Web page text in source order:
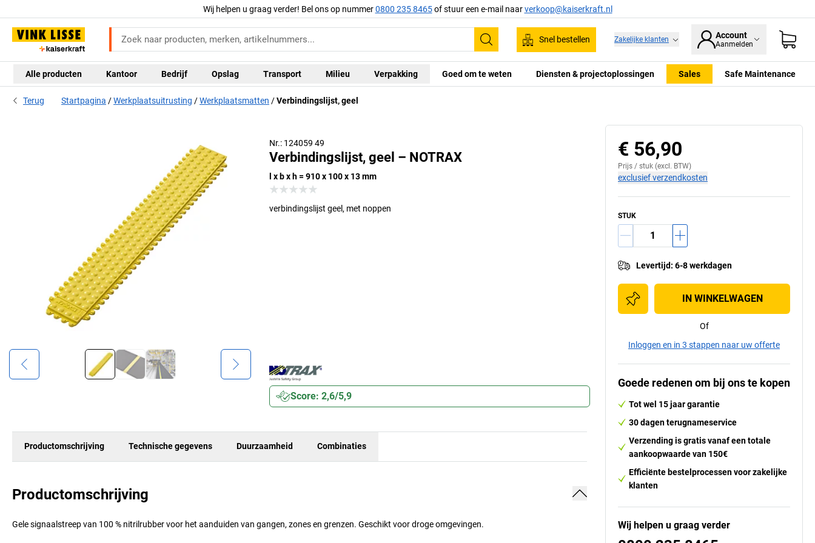
Wij helpen u graag verder! Bel ons op nummer0800 235 8465of stuur een e-mail naarverkoop@kaiserkraft.nl
Zoeken
Snel bestellen Zakelijke klanten Account
Aanmelden
Alle producten Kantoor Bedrijf Opslag Transport Milieu Verpakking Goed om te weten Diensten & projectoplossingen Sales Safe Maintenance
Terug Startpagina Werkplaatsuitrusting Werkplaatsmatten Verbindingslijst, geel
Nr.: 124059 49
Verbindingslijst, geel – NOTRAX
l x b x h = 910 x 100 x 13 mm
verbindingslijst geel, met noppen
Score: 2,6/5,9
Productomschrijving Technische gegevens Duurzaamheid Combinaties
Productomschrijving
Gele signaalstreep van 100 % nitrilrubber voor het aanduiden van gangen, zones en grenzen. Geschikt voor droge omgevingen.
€ 56,90
Prijs / stuk (excl. BTW)
exclusief verzendkosten
STUK
Levertijd: 6-8 werkdagen
IN WINKELWAGEN
Of
Inloggen en in 3 stappen naar uw offerte
Goede redenen om bij ons te kopen
Tot wel 15 jaar garantie
30 dagen terugnameservice
Verzending is gratis vanaf een totale
aankoopwaarde van 150€
Efficiënte bestelprocessen voor zakelijke
klanten
Wij helpen u graag verder